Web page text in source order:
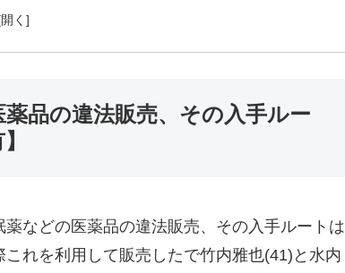
品の違法販売、その入手ルー
などの医薬品の違法販売、その入手ルートは
れを利用して販売したで竹内雅也(41)と水内